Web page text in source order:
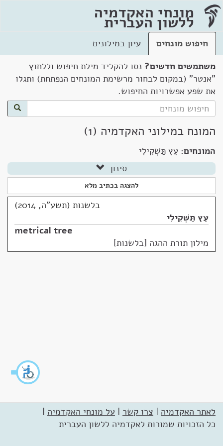
מונחי האקדמיה
ללשון העברית
חיפוש מונחים
עיון במילונים
משתמשים חדשים? נסו להקליד מילת חיפוש וללחוץ
"אנטר" (במקום לבחור מרשימת המונחים הנפתחת) ותגלו
את שפע אפשרויות החיפוש.
המונח במילוני האקדמיה (1)
המונחים: עֵץ תַּשְׁקִילִי
סינון
להצגה בכתיב מלא
בלשנות (תשע"ה, 2014)
עֵץ תַּשְׁקִילִי
metrical tree
מילון תורת ההגה [בלשנות]
לאתר האקדמיה | צרו קשר | על מונחי האקדמיה |
כל הזכויות שמורות לאקדמיה ללשון העברית